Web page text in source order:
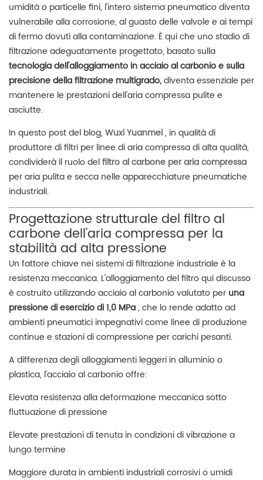
umidità o particelle fini, l'intero sistema pneumatico diventa
vulnerabile alla corrosione, al guasto delle valvole e ai tempi
di fermo dovuti alla contaminazione. È qui che uno stadio di
filtrazione adeguatamente progettato, basato sulla
tecnologia dell'alloggiamento in acciaio al carbonio e sulla
precisione della filtrazione multigrado,diventa essenziale per
mantenere le prestazioni dell'aria compressa pulite e
asciutte.
In questo post del blog, Wuxi Yuanmei, in qualità di
produttore di filtri per linee di aria compressa di alta qualità,
condividerà il ruolo delfiltro al carbone per aria compressa
per aria pulita e secca nelle apparecchiature pneumatiche
industriali.
Progettazione strutturale del filtro al
carbone dell'aria compressa per la
stabilità ad alta pressione
Un fattore chiave nei sistemi di filtrazione industriale è la
resistenza meccanica. L'alloggiamento del filtro qui discusso
è costruito utilizzando acciaio al carbonio valutato per una
pressione di esercizio di 1,0 MPa, che lo rende adatto ad
ambienti pneumatici impegnativi come linee di produzione
continue e stazioni di compressione per carichi pesanti.
A differenza degli alloggiamenti leggeri in alluminio o
plastica, l'acciaio al carbonio offre:
Elevata resistenza alla deformazione meccanica sotto
fluttuazione di pressione
Elevate prestazioni di tenuta in condizioni di vibrazione a
lungo termine
Maggiore durata in ambienti industriali corrosivi o umidi